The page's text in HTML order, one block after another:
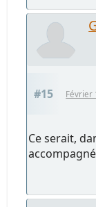
#15 Février
Ce serait,